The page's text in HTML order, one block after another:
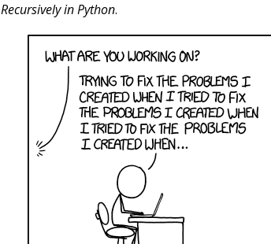
in Python.